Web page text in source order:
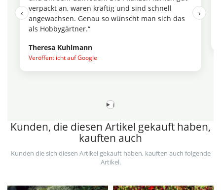
verpackt an, waren kräftig und sind schnell
angewachsen. Genau so wünscht man sich das
als Hobbygärtner.“
Theresa Kuhlmann
Veröffentlicht auf Google
‹ ›
i
Kunden, die diesen Artikel gekauft haben,
kauften auch
Kunden die sich diesen Artikel gekauft haben, kauften auch folgende
Artikel.